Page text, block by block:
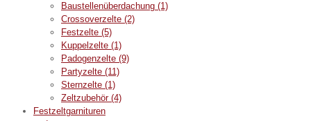
Baustellenüberdachung (1)
Crossoverzelte (2)
Festzelte (5)
Kuppelzelte (1)
Padogenzelte (9)
Partyzelte (11)
Sternzelte (1)
Zeltzubehör (4)
Festzeltgarnituren